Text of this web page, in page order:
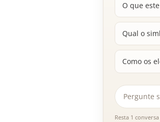
O que
Qual o
Como os
Resta 1